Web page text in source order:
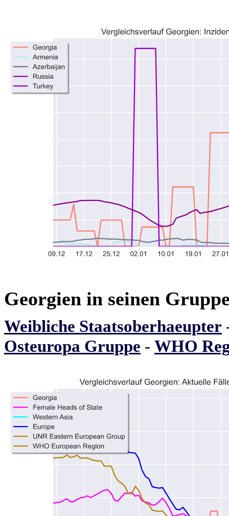
Georgien in seinen
Weibliche Staatsoberhaeupter
Osteuropa Gruppe - WHO